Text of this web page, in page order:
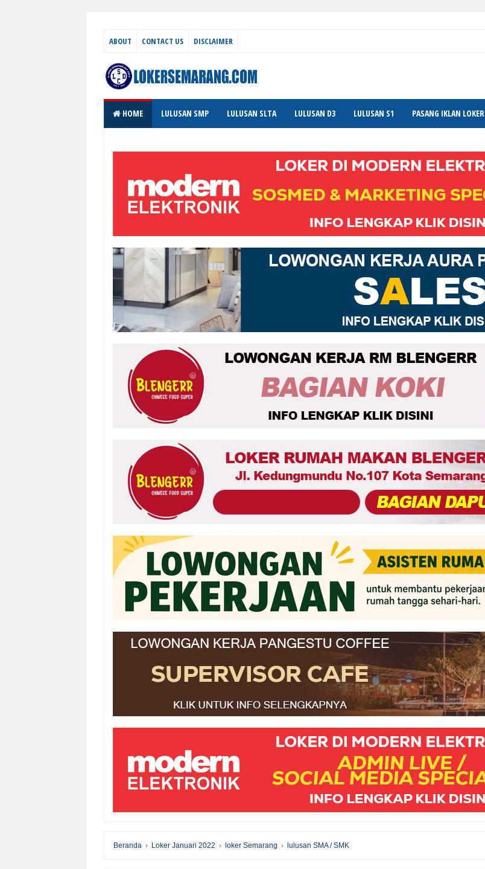
ABOUT CONTACT US DISCLAIMER
HOME LULUSAN SMP LULUSAN SLTA LULUSAN D3 LULUSAN S1 PASANG IKLAN LOKER
Beranda › Loker Januari 2022 › loker Semarang › lulusan SMA / SMK